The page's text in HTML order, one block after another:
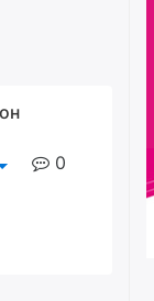
0